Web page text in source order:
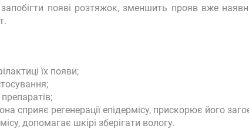
появі розтяжок, зменшить прояв вже
їх появи;
сприяє регенерації епідермісу, прискорює його
допомагає шкірі зберігати вологу.